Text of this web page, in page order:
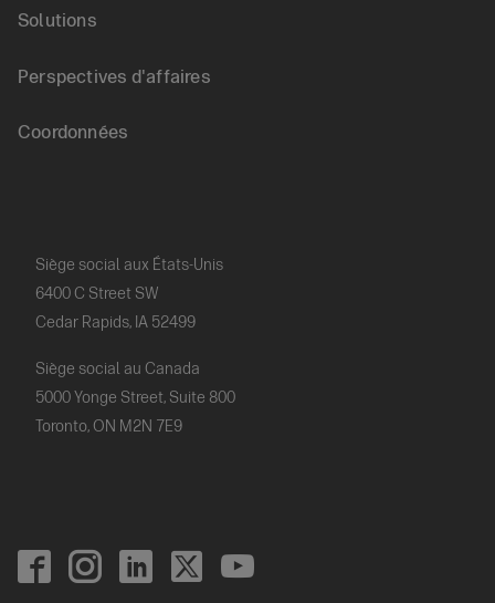
Solutions
Perspectives d'affaires
Coordonnées
Siège social aux États-Unis
6400 C Street SW
Cedar Rapids, IA 52499
Siège social au Canada
5000 Yonge Street, Suite 800
Toronto, ON M2N 7E9
Footer